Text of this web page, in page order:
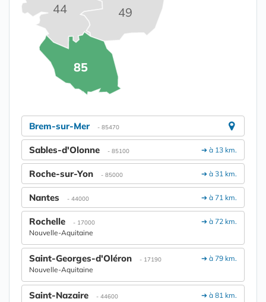
44 49
85
Brem-sur-Mer - 85470
➔ à 13 km.
Sables-d'Olonne - 85100
➔ à 31 km.
Roche-sur-Yon - 85000
➔ à 71 km.
Nantes - 44000
➔ à 72 km.
Rochelle - 17000
Nouvelle-Aquitaine
➔ à 79 km.
Saint-Georges-d'Oléron - 17190
Nouvelle-Aquitaine
➔ à 81 km.
Saint-Nazaire - 44600